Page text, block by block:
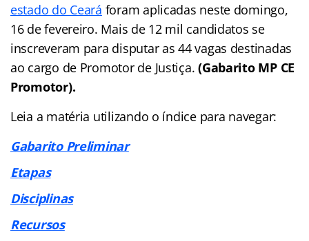
estado do Ceará foram aplicadas neste domingo,
16 de fevereiro. Mais de 12 mil candidatos se
inscreveram para disputar as 44 vagas destinadas
ao cargo de Promotor de Justiça.(Gabarito MP CE
Promotor).
Leia a matéria utilizando o índice para navegar:
Gabarito Preliminar
Etapas
Disciplinas
Recursos